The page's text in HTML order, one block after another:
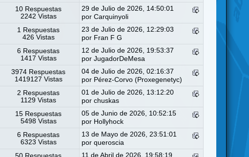
10 Respuestas
2242 Vistas
29 de Julio de 2026, 14:50:01
porCarquinyoli
1 Respuestas
426 Vistas
23 de Julio de 2026, 12:29:03
por Fran F G
6 Respuestas
1417 Vistas
12 de Julio de 2026, 19:53:37
porJugadorDeMesa
3974 Respuestas
1419127 Vistas
04 de Julio de 2026, 02:16:37
por Pérez-Corvo (Proxegenetyc)
2 Respuestas
1129 Vistas
01 de Julio de 2026, 13:12:20
porchuskas
15 Respuestas
5498 Vistas
05 de Junio de 2026, 10:52:15
por Hollyhock
6 Respuestas
6323 Vistas
13 de Mayo de 2026, 23:51:01
porqueroscia
11 de Abril de 2026, 19:58:19